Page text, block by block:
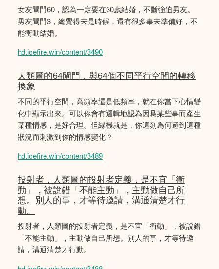
女友閘門60，認為一定要在30歲結婚，不斷強迫男友。
男友閘門3，總覺得未是時候，還有很多事未準備好，不
能衝動結婚。
hd.icefire.win/content/3490
人類圖的64閘門，與64個不同平行空間的轉移
換象
不同的平行空間，高頻率還是低頻率，就在你當下心情變
化中顯示出來。可以你會有邏輯地認為因爲某些事而產生
某種情感，是好合理。但縁機就是，你這刻為何邏到這種
狀況而刺激到你的情感變化？
hd.icefire.win/content/3489
投射者，人類圖的投射者定義，是不宜「衝
動」，被說錯「不能主動」，主動做自己所
想。別人的事，才等待邀請，溝通清楚才行
動。
投射者，人類圖的投射者定義，是不宜「衝動」，被說錯
「不能主動」，主動做自己所想。別人的事，才等待邀
請，溝通清楚才行動。